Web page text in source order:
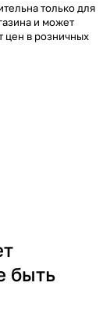
только для
и может
цен в розничных
быть